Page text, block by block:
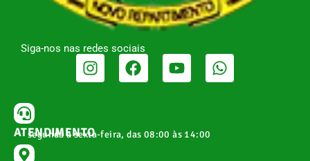
Siga-nos nas redes sociais
ATENDIMENTO
segunda a sexta-feira, das 08:00 às 14:00